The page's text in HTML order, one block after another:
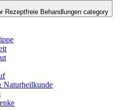
Rezeptfreie Behandlungen category
Naturheilkunde